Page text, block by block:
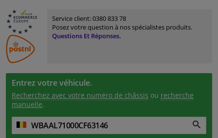
Service client:0380 833 78
Posez votre question à nos spécialistes produits.
Questions Et Réponses.
Entrez votre véhicule.
Recherchez avec votre numéro de châssis ou recherche
manuelle.